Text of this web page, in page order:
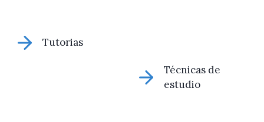
Tutorias
Técnicas de
estudio